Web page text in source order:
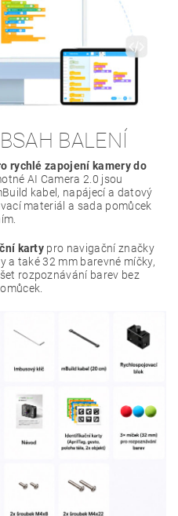
BALENÍ
rychlé zapojení kamery do
AI Camera 2.0 jsou
kabel, napájecí a datový
materiál a sada pomůcek
karty pro navigační značky
a také 32 mm barevné míčky,
rozpoznávání barev bez